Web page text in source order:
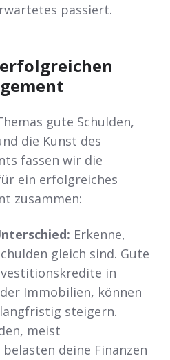
passiert.
gute Schulden,
die Kunst des
fassen wir die
ein erfolgreiches
zusammen:
Erkenne,
gleich sind. Gute
in
Immobilien, können
steigern.
meist
deine Finanzen